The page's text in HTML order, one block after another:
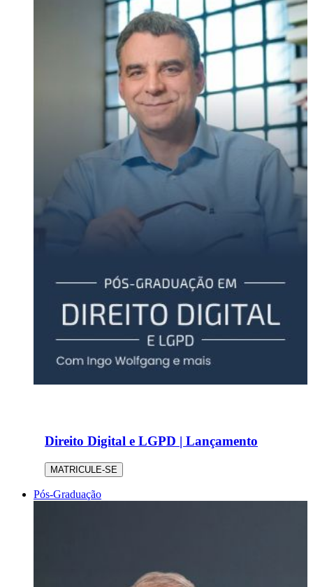
Direito Digital e LGPD | Lançamento
MATRICULE-SE
Pós-Graduação